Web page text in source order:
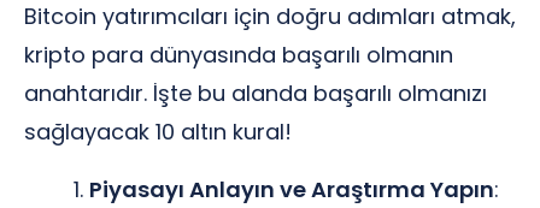
Bitcoin yatırımcıları için doğru adımları atmak,
kripto para dünyasında başarılı olmanın
anahtarıdır. İşte bu alanda başarılı olmanızı
sağlayacak 10 altın kural!
Piyasayı Anlayın ve Araştırma Yapın: